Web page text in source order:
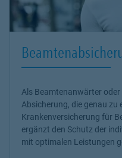
Als Beamtenanwärter
Absicherung, die genau zu
Krankenversicherung für
ergänzt den Schutz der
mit optimalen Leistungen